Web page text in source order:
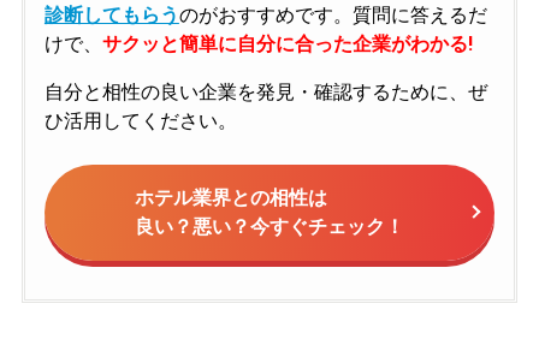
診断してもらうのがおすすめです。質問に答えるだ
けで、 サクッと簡単に自分に合った企業がわかる!
自分と相性の良い企業を発見・確認するために、ぜ
ひ活用してください。
ホテル業界との相性は
良い？悪い？今すぐチェック！